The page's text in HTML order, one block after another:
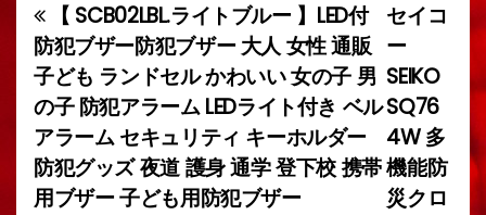
投
稿
ナ
ビ
ゲ
セイコ
ー
SEIKO
SQ76
4W 多
機能防
災クロ
【 SCB02LBL.ライトブルー 】LED付
防犯ブザー防犯ブザー 大人 女性 通販
子ども ランドセル かわいい 女の子 男
の子 防犯アラーム LEDライト付き ベル
アラーム セキュリティ キーホルダー
防犯グッズ 夜道 護身 通学 登下校 携帯
用ブザー 子ども用防犯ブザー